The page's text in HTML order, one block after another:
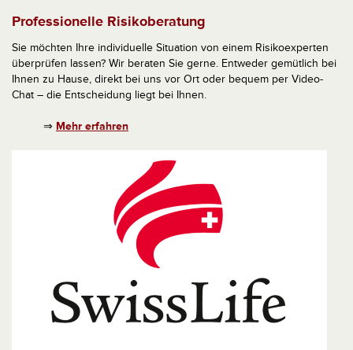
Professionelle Risikoberatung
Sie möchten Ihre individuelle Situation von einem Risikoexperten
überprüfen lassen? Wir beraten Sie gerne. Entweder gemütlich bei
Ihnen zu Hause, direkt bei uns vor Ort oder bequem per Video-
Chat – die Entscheidung liegt bei Ihnen.
⇒ Mehr erfahren